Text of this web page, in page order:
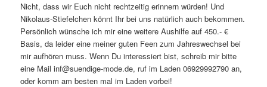
Nicht, dass wir Euch nicht rechtzeitig erinnern würden! Und
Nikolaus-Stiefelchen könnt Ihr bei uns natürlich auch bekommen.
Persönlich wünsche ich mir eine weitere Aushilfe auf 450.- €
Basis, da leider eine meiner guten Feen zum Jahreswechsel bei
mir aufhören muss. Wenn Du interessiert bist, schreib mir bitte
eine Mail inf@suendige-mode.de, ruf im Laden 06929992790 an,
oder komm am besten mal im Laden vorbei!